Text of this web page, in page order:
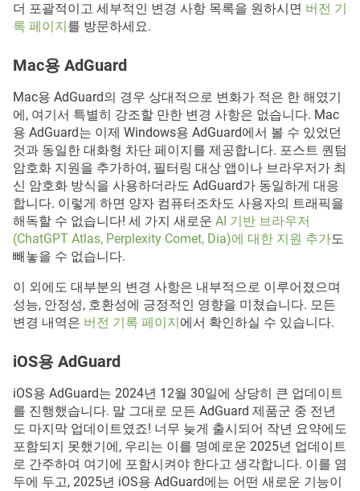
더 포괄적이고 세부적인 변경 사항 목록을 원하시면 버전 기
록 페이지 를 방문하세요.
Mac용 AdGuard
Mac용 AdGuard의 경우 상대적으로 변화가 적은 한 해였기
에, 여기서 특별히 강조할 만한 변경 사항은 없습니다. Mac
용 AdGuard는 이제 Windows용 AdGuard에서 볼 수 있었던
것과 동일한 대화형 차단 페이지를 제공합니다. 포스트 퀀텀
암호화 지원을 추가하여, 필터링 대상 앱이나 브라우저가 최
신 암호화 방식을 사용하더라도 AdGuard가 동일하게 대응
합니다. 이렇게 하면 양자 컴퓨터조차도 사용자의 트래픽을
해독할 수 없습니다! 세 가지 새로운 AI 기반 브라우저
(ChatGPT Atlas, Perplexity Comet, Dia)에 대한 지원 추가도
빼놓을 수 없습니다.
이 외에도 대부분의 변경 사항은 내부적으로 이루어졌으며
성능, 안정성, 호환성에 긍정적인 영향을 미쳤습니다. 모든
변경 내역은 버전 기록 페이지 에서 확인하실 수 있습니다.
iOS용 AdGuard
iOS용 AdGuard는 2024년 12월 30일에 상당히 큰 업데이트
를 진행했습니다. 말 그대로 모든 AdGuard 제품군 중 전년
도 마지막 업데이트였죠! 너무 늦게 출시되어 작년 요약에도
포함되지 못했기에, 우리는 이를 명예로운 2025년 업데이트
로 간주하여 여기에 포함시켜야 한다고 생각합니다. 이를 염
두에 두고, 2025년 iOS용 AdGuard에는 어떤 새로운 기능이